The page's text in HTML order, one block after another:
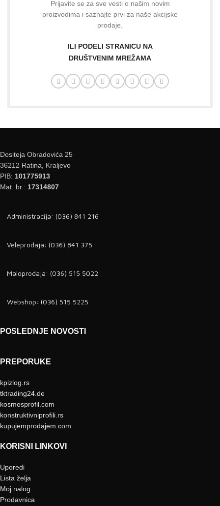
Prijavite se za sve vesti o našim novim
proizvodima i saznajte prvi za naše akcijske
prodaje.
ILI PODELI STRANICU NA
DRUŠTVENIM MREŽAMA
Dositeja Obradovića 25
36212 Ratina, Kraljevo
PIB: 101775913
Mat. br.: 17314807
Administracija: (036) 841 216
Veleprodaja: (036) 841 375
Maloprodaja: (036) 515 5022
Webshop: (036) 515 5225
POSLEDNJE NOVOSTI
PREPORUKE
kpizlog.rs
tktrading24.de
kosmosprofil.com
konstruktivniprofili.rs
kupujemprodajem.com
KORISNI LINKOVI
Uporedi
Lista želja
Moj nalog
Prodavnica